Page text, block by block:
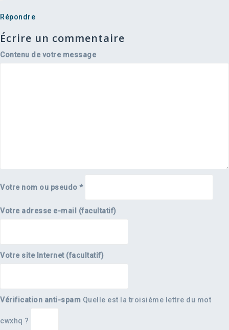
Répondre
Écrire un commentaire
Contenu de votre message
Votre nom ou pseudo *
Votre adresse e-mail (facultatif)
Votre site Internet (facultatif)
Vérification anti-spam Quelle est la troisième lettre du mot
cwxhq ?